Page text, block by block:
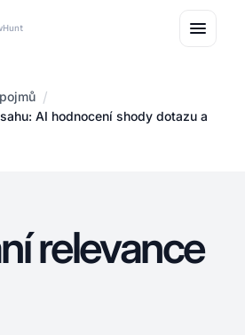
/
AI hodnocení shody dotazu a
relevance